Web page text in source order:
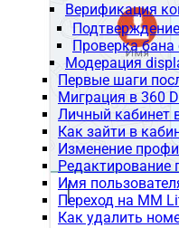
Верификация
Проверка бана
Модерация
Первые шаги
Миграция в 360
Личный кабинет
Как зайти в
Изменение
Редактирование
Имя
Переход на MM
Как удалить